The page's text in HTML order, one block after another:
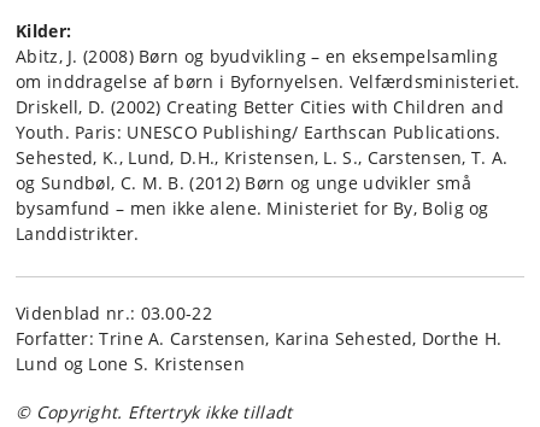
Kilder:
Abitz, J. (2008) Børn og byudvikling – en eksempelsamling
om inddragelse af børn i Byfornyelsen. Velfærdsministeriet.
Driskell, D. (2002) Creating Better Cities with Children and
Youth. Paris: UNESCO Publishing/ Earthscan Publications.
Sehested, K., Lund, D.H., Kristensen, L. S., Carstensen, T. A.
og Sundbøl, C. M. B. (2012) Børn og unge udvikler små
bysamfund – men ikke alene. Ministeriet for By, Bolig og
Landdistrikter.
Videnblad nr.: 03.00-22
Forfatter: Trine A. Carstensen, Karina Sehested, Dorthe H.
Lund og Lone S. Kristensen
© Copyright. Eftertryk ikke tilladt